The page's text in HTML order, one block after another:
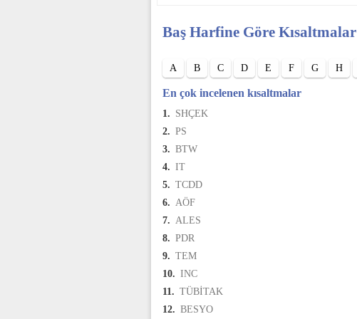
Baş Harfine Göre Kısaltmalar
A B C D E F G H
En çok incelenen kısaltmalar
1. SHÇEK
2. PS
3. BTW
4. IT
5. TCDD
6. AÖF
7. ALES
8. PDR
9. TEM
10. INC
11. TÜBİTAK
12. BESYO